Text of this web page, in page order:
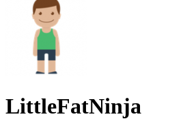
LittleFatNinja